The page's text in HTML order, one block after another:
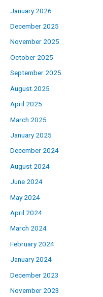
January 2026
December 2025
November 2025
October 2025
September 2025
August 2025
April 2025
March 2025
January 2025
December 2024
August 2024
June 2024
May 2024
April 2024
March 2024
February 2024
January 2024
December 2023
November 2023